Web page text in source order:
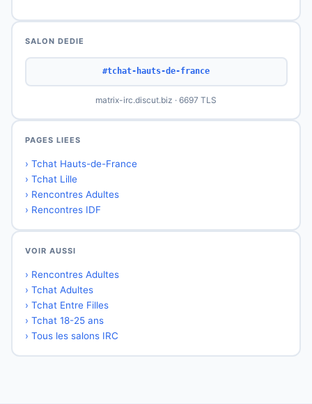
SALON DEDIE
#tchat-hauts-de-france
matrix-irc.discut.biz · 6697 TLS
PAGES LIEES
› Tchat Hauts-de-France
› Tchat Lille
› Rencontres Adultes
› Rencontres IDF
VOIR AUSSI
› Rencontres Adultes
› Tchat Adultes
› Tchat Entre Filles
› Tchat 18-25 ans
› Tous les salons IRC